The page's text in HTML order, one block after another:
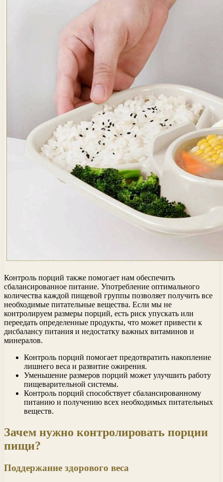
Контроль порций также помогает нам обеспечить
сбалансированное питание. Употребление оптимального
количества каждой пищевой группы позволяет получить все
необходимые питательные вещества. Если мы не
контролируем размеры порций, есть риск упускать или
переедать определенные продукты, что может привести к
дисбалансу питания и недостатку важных витаминов и
минералов.
Контроль порций помогает предотвратить накопление
лишнего веса и развитие ожирения.
Уменьшение размеров порций может улучшить работу
пищеварительной системы.
Контроль порций способствует сбалансированному
питанию и получению всех необходимых питательных
веществ.
Зачем нужно контролировать порции
пищи?
Поддержание здорового веса